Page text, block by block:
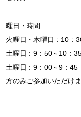
曜日・時間
火曜日・木曜日：10：
土曜日：9：50～10：35
土曜日：9：00～9：
方のみご参加いただけま